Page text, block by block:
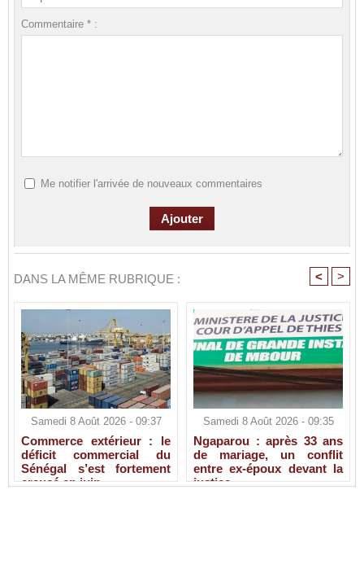
Commentaire * :
Me notifier l'arrivée de nouveaux commentaires
DANS LA MÊME RUBRIQUE : < >
Samedi 8 Août 2026 - 09:37
Commerce extérieur : le
déficit commercial du
Sénégal s’est fortement
creusé en juin
Samedi 8 Août 2026 - 09:35
Ngaparou : après 33 ans
de mariage, un conflit
entre ex-époux devant la
justice